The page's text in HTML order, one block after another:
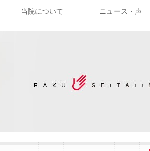
当院について ニュース・声